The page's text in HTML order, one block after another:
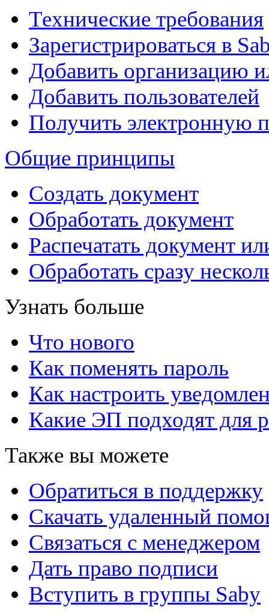
Технические требования
Зарегистрироваться в
Добавить организацию
Добавить пользователей
Получить электронную
Общие принципы
Создать документ
Обработать документ
Распечатать документ
Обработать сразу
Узнать больше
Что нового
Как поменять пароль
Как настроить
Какие ЭП подходят для
Также вы можете
Обратиться в поддержку
Скачать удаленный
Связаться с менеджером
Дать право подписи
Вступить в группы Saby